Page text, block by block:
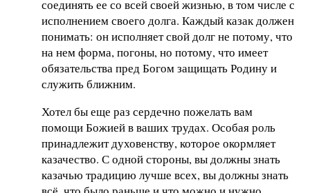
соединять ее со всей своей жизнью, в том числе с
исполнением своего долга. Каждый казак должен
понимать: он исполняет свой долг не потому, что
на нем форма, погоны, но потому, что имеет
обязательства пред Богом защищать Родину и
служить ближним.
Хотел бы еще раз сердечно пожелать вам
помощи Божией в ваших трудах. Особая роль
принадлежит духовенству, которое окормляет
казачество. С одной стороны, вы должны знать
казачью традицию лучше всех, вы должны знать